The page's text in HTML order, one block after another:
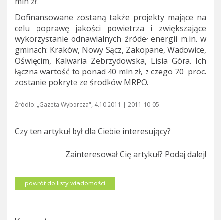
Dofinansowane zostaną także projekty mające na
celu poprawę jakości powietrza i zwiększające
wykorzystanie odnawialnych źródeł energii m.in. w
gminach: Kraków, Nowy Sącz, Zakopane, Wadowice,
Oświęcim, Kalwaria Zebrzydowska, Lisia Góra. Ich
łączna wartość to ponad 40 mln zł, z czego 70 proc.
zostanie pokryte ze środków MRPO.
Źródło: „Gazeta Wyborcza", 4.10.2011 | 2011-10-05
Czy ten artykuł był dla Ciebie interesujący?
Zainteresował Cię artykuł? Podaj dalej!
powrót do listy wiadomości